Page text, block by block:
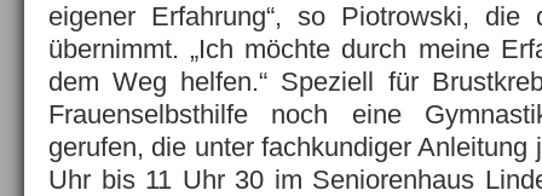
eigener Erfahrung“, so Piotrowski, die
übernimmt. „Ich möchte durch meine
dem Weg helfen.“ Speziell für
Frauenselbsthilfe noch eine
gerufen, die unter fachkundiger Anleitung
Uhr bis 11 Uhr 30 im Seniorenhaus